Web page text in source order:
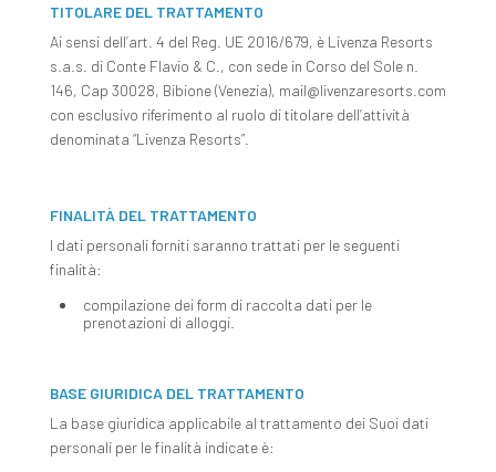
TITOLARE DEL TRATTAMENTO
Ai sensi dell’art. 4 del Reg. UE 2016/679, è Livenza Resorts
s.a.s. di Conte Flavio & C., con sede in Corso del Sole n.
146, Cap 30028, Bibione (Venezia), mail@livenzaresorts.com
con esclusivo riferimento al ruolo di titolare dell’attività
denominata “Livenza Resorts”.
FINALITÀ DEL TRATTAMENTO
I dati personali forniti saranno trattati per le seguenti
finalità:
compilazione dei form di raccolta dati per le
prenotazioni di alloggi.
BASE GIURIDICA DEL TRATTAMENTO
La base giuridica applicabile al trattamento dei Suoi dati
personali per le finalità indicate è: